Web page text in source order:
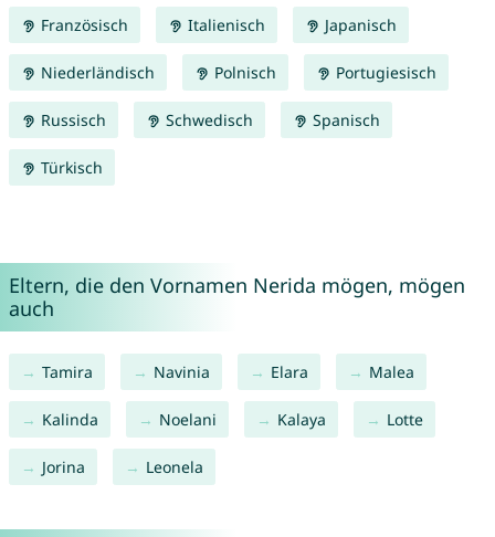
Französisch Italienisch Japanisch
Niederländisch Polnisch Portugiesisch
Russisch Schwedisch Spanisch
Türkisch
Eltern, die den Vornamen Nerida mögen, mögen
auch
Tamira Navinia Elara Malea
Kalinda Noelani Kalaya Lotte
Jorina Leonela